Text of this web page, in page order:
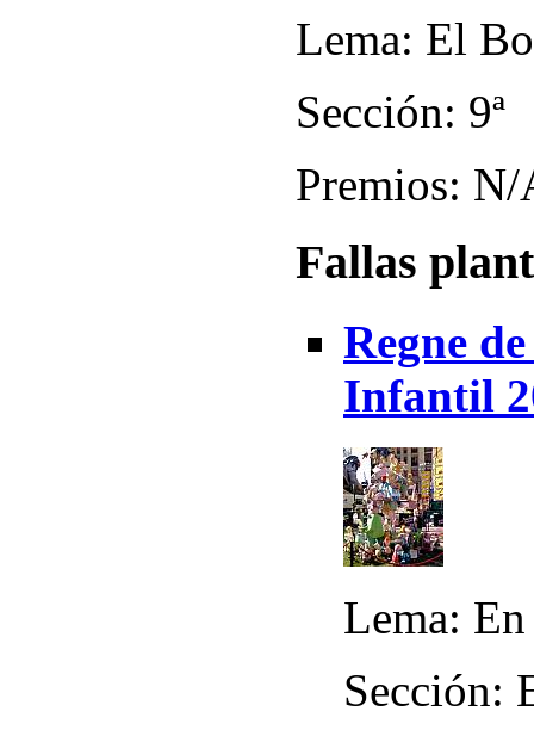
Lema: El
Sección: 9ª
Premios: N/
Fallas
Regne
Infantil
Lema:
Sección: